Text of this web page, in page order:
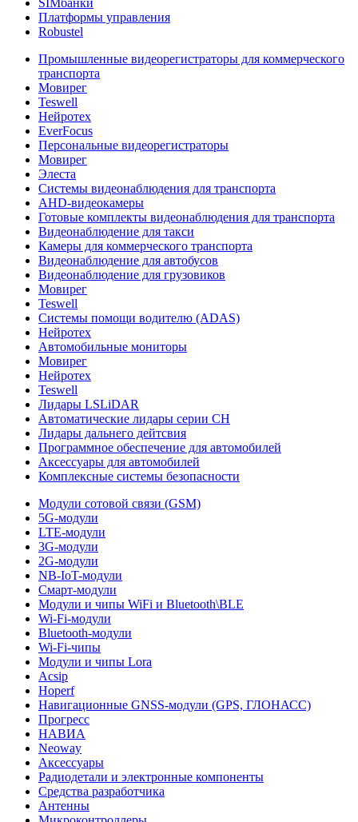
SIMбанки
Платформы управления
Robustel
Промышленные видеорегистраторы для коммерческого
транспорта
Мовирег
Teswell
Нейротех
EverFocus
Персональные видеорегистраторы
Мовирег
Элеста
Системы видеонаблюдения для транспорта
AHD-видеокамеры
Готовые комплекты видеонаблюдения для транспорта
Видеонаблюдение для такси
Камеры для коммерческого транспорта
Видеонаблюдение для автобусов
Видеонаблюдение для грузовиков
Мовирег
Teswell
Системы помощи водителю (ADAS)
Нейротех
Автомобильные мониторы
Мовирег
Нейротех
Teswell
Лидары LSLiDAR
Автоматические лидары серии CH
Лидары дальнего дейтсвия
Программное обеспечение для автомобилей
Аксессуары для автомобилей
Комплексные системы безопасности
Модули сотовой связи (GSM)
5G-модули
LTE-модули
3G-модули
2G-модули
NB-IoT-модули
Смарт-модули
Модули и чипы WiFi и Bluetooth\BLE
Wi-Fi-модули
Bluetooth-модули
Wi-Fi-чипы
Модули и чипы Lora
Acsip
Hoperf
Навигационные GNSS-модули (GPS, ГЛОНАСС)
Прогресс
НАВИА
Neoway
Аксессуары
Радиодетали и электронные компоненты
Средства разработчика
Антенны